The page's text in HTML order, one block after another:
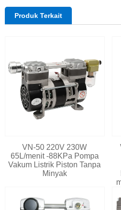
Produk Terkait
VN-50 220V 230W
65L/menit -88KPa Pompa
Vakum Listrik Piston Tanpa
Minyak